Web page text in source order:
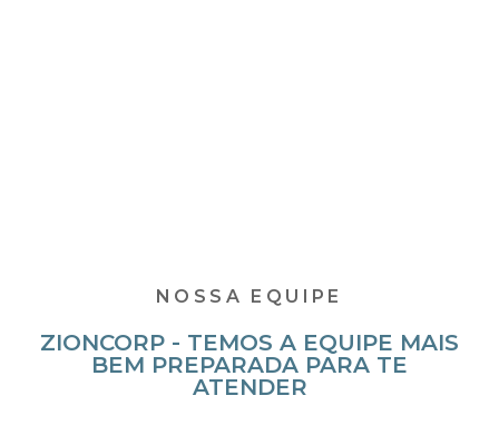
NOSSA EQUIPE
ZIONCORP - TEMOS A EQUIPE MAIS
BEM PREPARADA PARA TE
ATENDER